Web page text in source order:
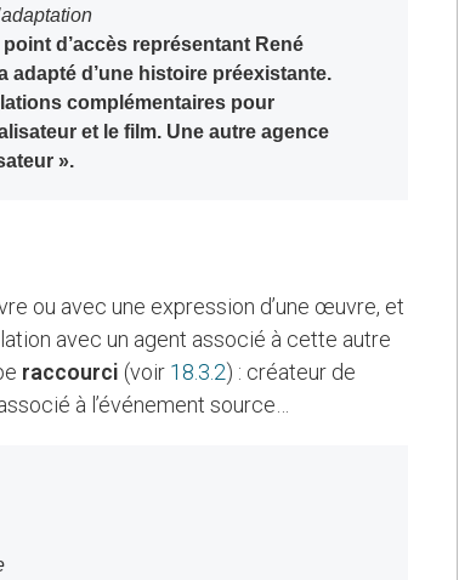
d’accès représentant René
adapté d’une histoire préexistante.
complémentaires pour
et le film. Une autre agence
».
ou avec une expression d’une œuvre, et
avec un agent associé à cette autre
raccourci (voir 18.3.2) : créateur de
à l’événement source…